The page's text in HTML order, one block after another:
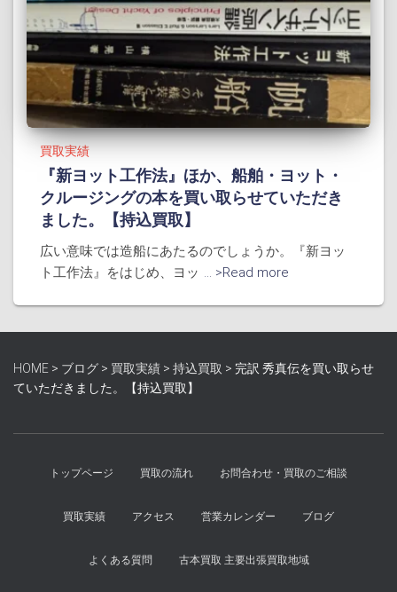
買取実績
『新ヨット工作法』ほか、船舶・ヨット・
クルージングの本を買い取らせていただき
ました。【持込買取】
広い意味では造船にあたるのでしょうか。『新ヨッ
ト工作法』をはじめ、ヨッ ... >Read more
HOME > ブログ > 買取実績 > 持込買取 > 完訳 秀真伝を買い取らせ
ていただきました。【持込買取】
トップページ 買取の流れ お問合わせ・買取のご相談
買取実績 アクセス 営業カレンダー ブログ
よくある質問 古本買取 主要出張買取地域